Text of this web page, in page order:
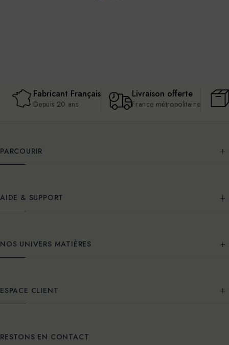
Fabricant Français
Depuis 20 ans
Livraison offerte
France métropolitaine
PARCOURIR
AIDE & SUPPORT
NOS UNIVERS MATIÈRES
ESPACE CLIENT
RESTONS EN CONTACT